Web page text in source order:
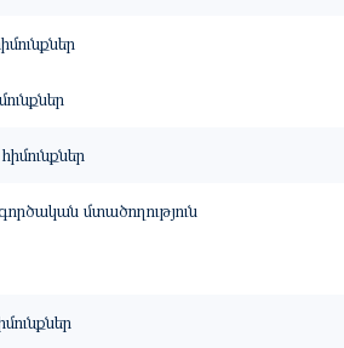
մտածողություն